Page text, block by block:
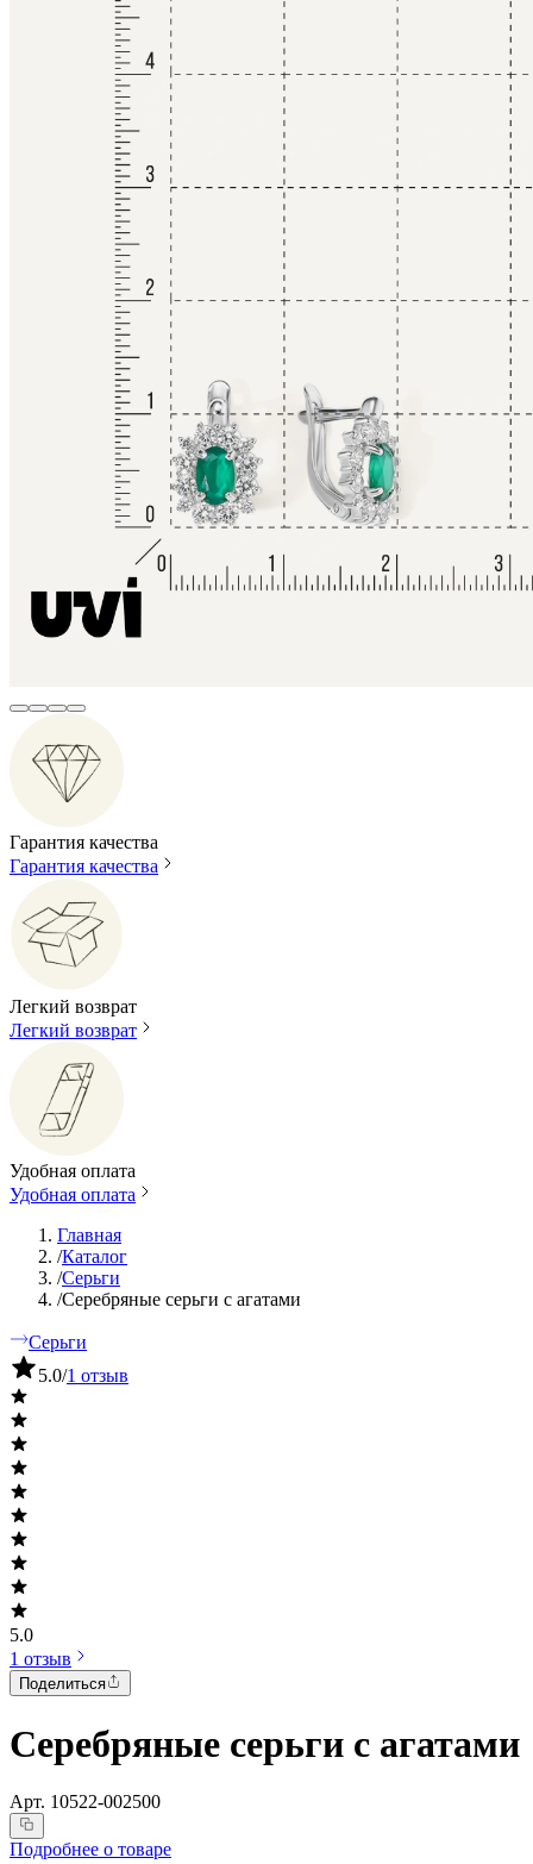
Гарантия качества
Гарантия качества
Легкий возврат
Легкий возврат
Удобная оплата
Удобная оплата
Главная
/Каталог
/Серьги
/Серебряные серьги с агатами
Серьги
5.0/1 отзыв
5.0
1 отзыв
Поделиться
Серебряные серьги с агатами
Арт. 10522-002500
Подробнее о товаре